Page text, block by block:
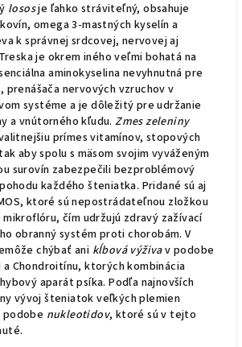
lososje ľahko stráviteľný, obsahuje
omega 3-mastných kyselín a
k správnej srdcovej, nervovej aj
je okrem iného veľmi bohatá na
aminokyselina nevyhnutná pre
nervových vzruchov v
systéme a je dôležitý pre udržanie
a vnútorného kľudu.Zmes zeleniny
prímes vitamínov, stopových
aby spolu s mäsom svojim vyváženým
surovín zabezpečili bezproblémový
každého šteniatka. Pridané sú aj
ktoré sú nepostrádateľnou zložkou
čím udržujú zdravý zažívací
obranný systém proti chorobám. V
chýbať ani kĺbová výživav podobe
a Chondroitínu, ktorých kombinácia
aparát psíka. Podľa najnovších
vývoj šteniatok veľkých plemien
podobe nukleotidov, ktoré sú v tejto